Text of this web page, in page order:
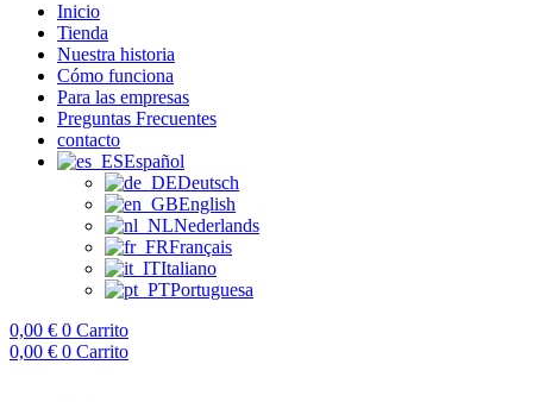
Inicio
Tienda
Nuestra historia
Cómo funciona
Para las empresas
Preguntas Frecuentes
contacto
Español
Deutsch
English
Nederlands
Français
Italiano
Portuguesa
0,00 € 0 Carrito
0,00 € 0 Carrito